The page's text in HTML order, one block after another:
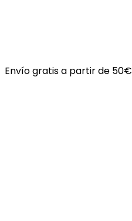
Envío gratis a partir de 50€